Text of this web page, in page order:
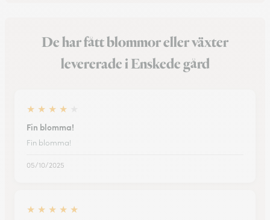
De har fått blommor eller växter
levererade i Enskede gård
★ ★ ★ ★
Fin blomma!
Fin blomma!
05/10/2025
★ ★ ★ ★ ★